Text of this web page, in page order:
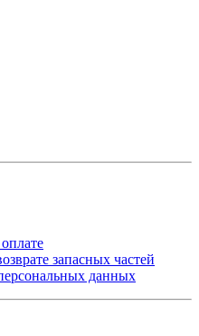
запасных частей
данных